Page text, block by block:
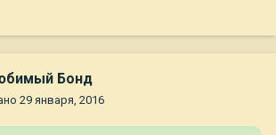
Бонд
29 января, 2016